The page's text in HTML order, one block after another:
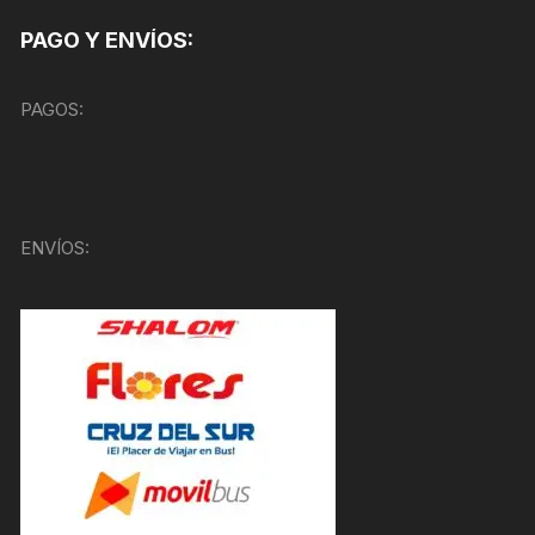
PAGO Y ENVÍOS:
PAGOS:
ENVÍOS: